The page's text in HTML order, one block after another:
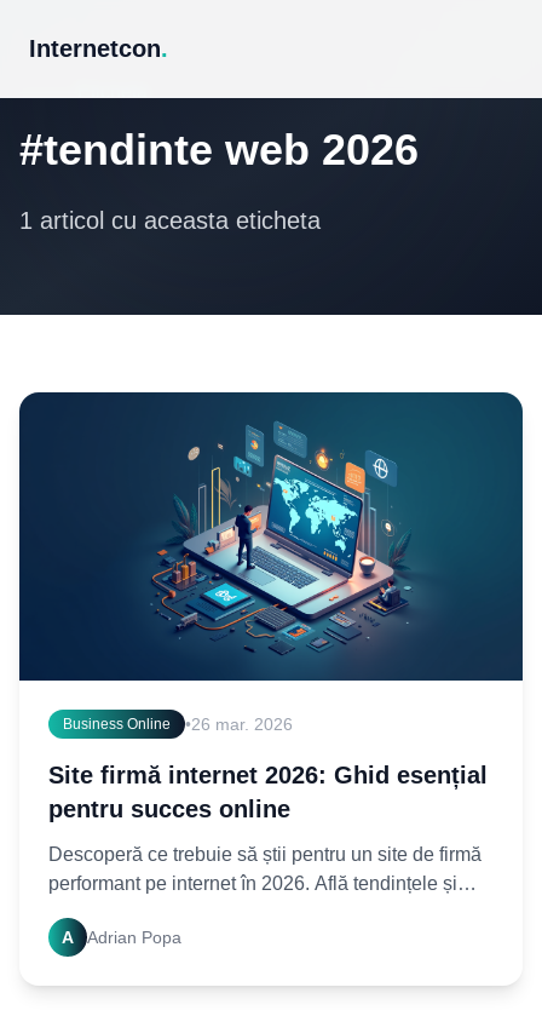
Internetcon.
#tendinte web 2026
1 articol cu aceasta eticheta
Business Online •26 mar. 2026
Site firmă internet 2026: Ghid esențial
pentru succes online
Descoperă ce trebuie să știi pentru un site de firmă
performant pe internet în 2026. Află tendințele și
A Adrian Popa